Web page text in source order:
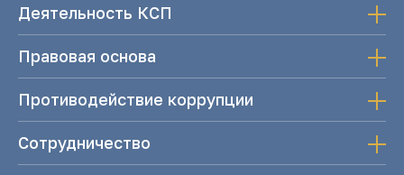
Деятельность КСП
Правовая основа
Противодействие коррупции
Сотрудничество